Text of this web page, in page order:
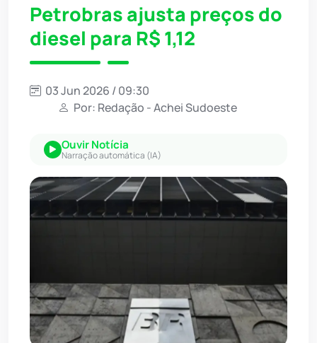
Petrobras ajusta preços do
diesel para R$ 1,12
03 Jun 2026 / 09:30
Por: Redação - Achei Sudoeste
Ouvir Notícia
Narração automática (IA)